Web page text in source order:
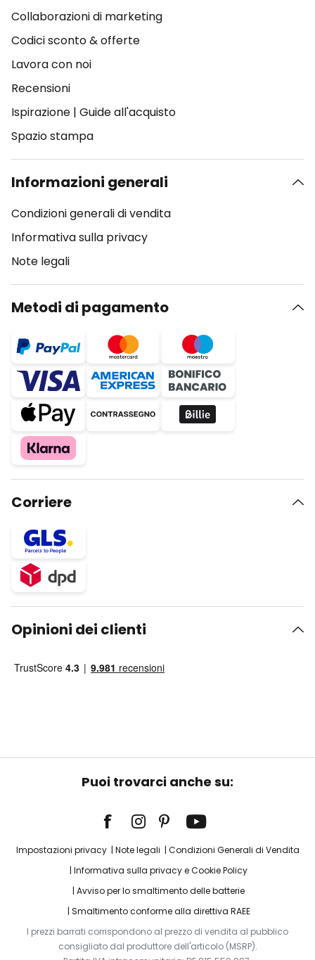
Collaborazioni di marketing
Codici sconto & offerte
Lavora con noi
Recensioni
Ispirazione | Guide all'acquisto
Spazio stampa
Informazioni generali
Condizioni generali di vendita
Informativa sulla privacy
Note legali
Metodi di pagamento
Corriere
Opinioni dei clienti
Puoi trovarci anche su:
Impostazioni privacy Note legali
Condizioni Generali di Vendita
Informativa sulla privacy e Cookie Policy
Avviso per lo smaltimento delle batterie
Smaltimento conforme alla direttiva RAEE
I prezzi barrati corrispondono al prezzo di vendita al pubblico
consigliato dal produttore dell'articolo (MSRP).